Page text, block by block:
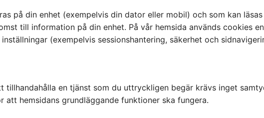
på din enhet (exempelvis din dator eller mobil) och som kan
till information på din enhet. På vår hemsida används cookies
(exempelvis sessionshantering, säkerhet och
tillhandahålla en tjänst som du uttryckligen begär krävs inget
att hemsidans grundläggande funktioner ska fungera.